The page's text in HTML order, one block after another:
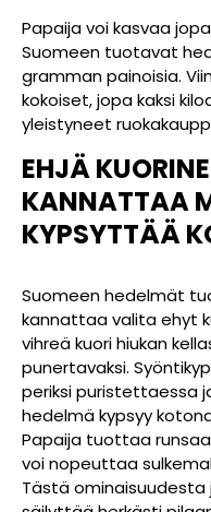
Papaija voi kasvaa
Suomeen tuotavat
gramman painoisia.
kokoiset, jopa kaksi
yleistyneet
EHJÄ
KANNATTAA
KYPSYTTÄÄ
Suomeen hedelmät
kannattaa valita ehyt
vihreä kuori hiukan
punertavaksi.
periksi puristettaessa
hedelmä kypsyy
Papaija tuottaa
voi nopeuttaa
Tästä